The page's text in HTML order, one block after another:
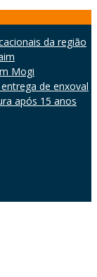
da região
Mogi
de enxoval
após 15 anos